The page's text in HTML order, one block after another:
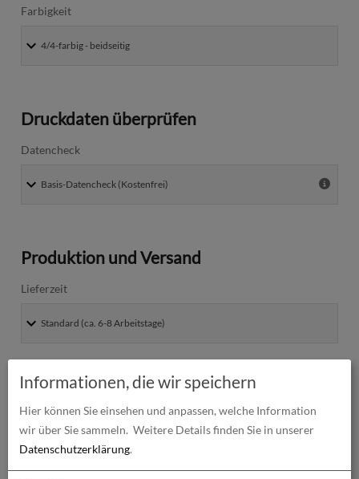
Farbigkeit
Druckdaten überprüfen
Datencheck
Produktion und Versand
Lieferzeit
Informationen, die wir speichern
Hier können Sie einsehen und anpassen, welche Information
wir über Sie sammeln. Weitere Details finden Sie in unserer
Datenschutzerklärung.